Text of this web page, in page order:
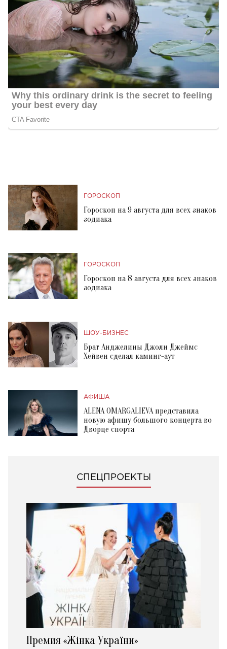
ГОРОСКОП
Гороскоп на 9 августа для всех знаков
зодиака
ГОРОСКОП
Гороскоп на 8 августа для всех знаков
зодиака
ШОУ-БИЗНЕС
Брат Анджелины Джоли Джеймс
Хейвен сделал каминг-аут
АФИША
ALENA OMARGALIEVA представила
новую афишу большого концерта во
Дворце спорта
СПЕЦПРОЕКТЫ
Премия «Жінка України»